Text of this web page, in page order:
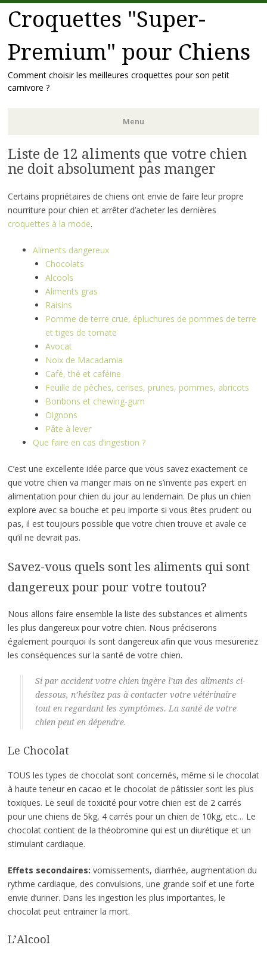
Croquettes "Super-
Premium" pour Chiens
Comment choisir les meilleures croquettes pour son petit
carnivore ?
Menu
Skip to content
Liste de 12 aliments que votre chien
ne doit absolument pas manger
Certains propriétaires de chiens ont envie de faire leur propre
nourriture pour chien et arrêter d’acheter les dernières
croquettes à la mode.
Aliments dangereux
Chocolats
Alcools
Aliments gras
Raisins
Pomme de terre crue, épluchures de pommes de terre
et tiges de tomate
Avocat
Noix de Macadamia
Café, thé et caféine
Feuille de pêches, cerises, prunes, pommes, abricots
Bonbons et chewing-gum
Oignons
Pâte à lever
Que faire en cas d’ingestion ?
C’est une excellente idée parce que vous savez exactement ce
que votre chien va manger mais on ne s’invente pas expert en
alimentation pour chien du jour au lendemain. De plus un chien
explore avec sa bouche et peu importe si vous êtes prudent ou
pas, il est toujours possible que votre chien trouve et avale ce
qu’il ne devrait pas.
Savez-vous quels sont les aliments qui sont
dangereux pour pour votre toutou?
Nous allons faire ensemble la liste des substances et aliments
les plus dangereux pour votre chien. Nous préciserons
également pourquoi ils sont dangereux afin que vous mesureriez
les conséquences sur la santé de votre chien.
Si par accident votre chien ingère l’un des aliments ci-
dessous, n’hésitez pas à contacter votre vétérinaire
tout en regardant les symptômes. La santé de votre
chien peut en dépendre.
Le Chocolat
TOUS les types de chocolat sont concernés, même si le chocolat
à haute teneur en cacao et le chocolat de pâtissier sont les plus
toxiques. Le seuil de toxicité pour votre chien est de 2 carrés
pour une chiens de 5kg, 4 carrés pour un chien de 10kg, etc… Le
chocolat contient de la théobromine qui est un diurétique et un
stimulant cardiaque.
Effets secondaires: vomissements, diarrhée, augmentation du
rythme cardiaque, des convulsions, une grande soif et une forte
envie d’uriner. Dans les ingestion les plus importantes, le
chocolat peut entrainer la mort.
L’Alcool